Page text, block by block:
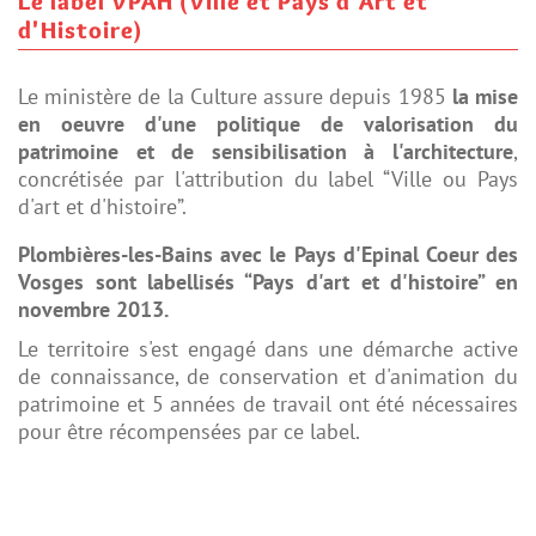
d'Histoire)
Le ministère de la Culture assure depuis 1985 la mise
en oeuvre d'une politique de valorisation du
patrimoine et de sensibilisation à l'architecture,
concrétisée par l'attribution du label “Ville ou Pays
d'art et d'histoire”.
Plombières-les-Bains avec le Pays d'Epinal Coeur des
Vosges sont labellisés “Pays d'art et d'histoire” en
novembre 2013.
Le territoire s'est engagé dans une démarche active
de connaissance, de conservation et d'animation du
patrimoine et 5 années de travail ont été nécessaires
pour être récompensées par ce label.